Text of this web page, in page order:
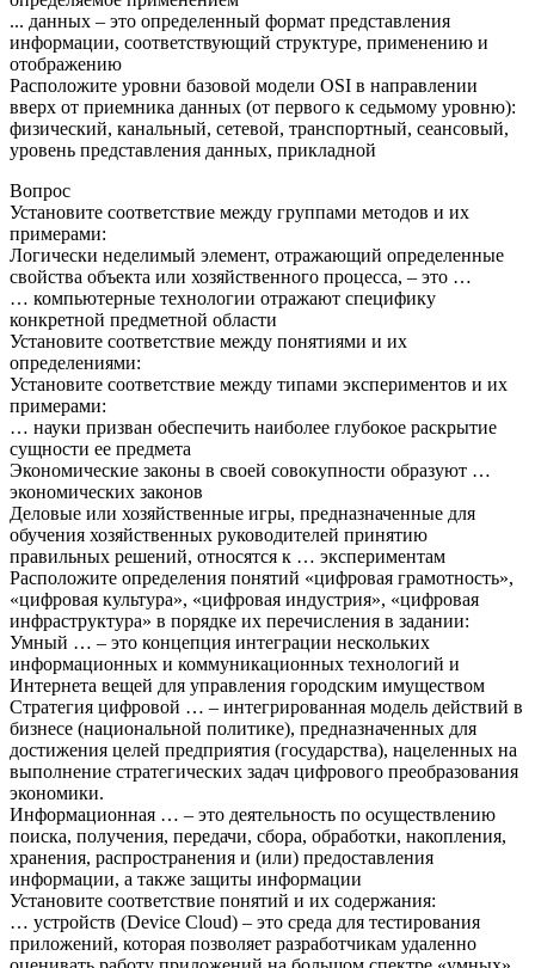
... данных – это определенный формат представления
информации, соответствующий структуре, применению и
отображению
Расположите уровни базовой модели OSI в направлении
вверх от приемника данных (от первого к седьмому уровню):
физический, канальный, сетевой, транспортный, сеансовый,
уровень представления данных, прикладной
Вопрос
Установите соответствие между группами методов и их
примерами:
Логически неделимый элемент, отражающий определенные
свойства объекта или хозяйственного процесса, – это …
… компьютерные технологии отражают специфику
конкретной предметной области
Установите соответствие между понятиями и их
определениями:
Установите соответствие между типами экспериментов и их
примерами:
… науки призван обеспечить наиболее глубокое раскрытие
сущности ее предмета
Экономические законы в своей совокупности образуют …
экономических законов
Деловые или хозяйственные игры, предназначенные для
обучения хозяйственных руководителей принятию
правильных решений, относятся к … экспериментам
Расположите определения понятий «цифровая грамотность»,
«цифровая культура», «цифровая индустрия», «цифровая
инфраструктура» в порядке их перечисления в задании:
Умный … – это концепция интеграции нескольких
информационных и коммуникационных технологий и
Интернета вещей для управления городским имуществом
Стратегия цифровой … – интегрированная модель действий в
бизнесе (национальной политике), предназначенных для
достижения целей предприятия (государства), нацеленных на
выполнение стратегических задач цифрового преобразования
экономики.
Информационная … – это деятельность по осуществлению
поиска, получения, передачи, сбора, обработки, накопления,
хранения, распространения и (или) предоставления
информации, а также защиты информации
Установите соответствие понятий и их содержания:
… устройств (Device Cloud) – это среда для тестирования
приложений, которая позволяет разработчикам удаленно